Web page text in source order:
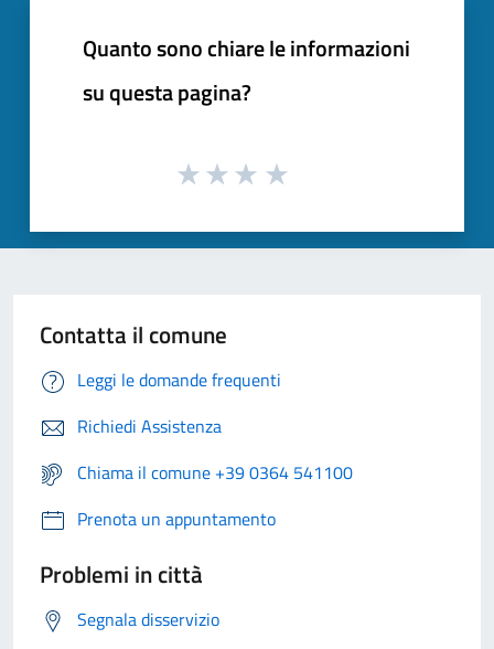
Quanto sono chiare le informazioni
su questa pagina?
Contatta il comune
Leggi le domande frequenti
Richiedi Assistenza
Chiama il comune +39 0364 541100
Prenota un appuntamento
Problemi in città
Segnala disservizio